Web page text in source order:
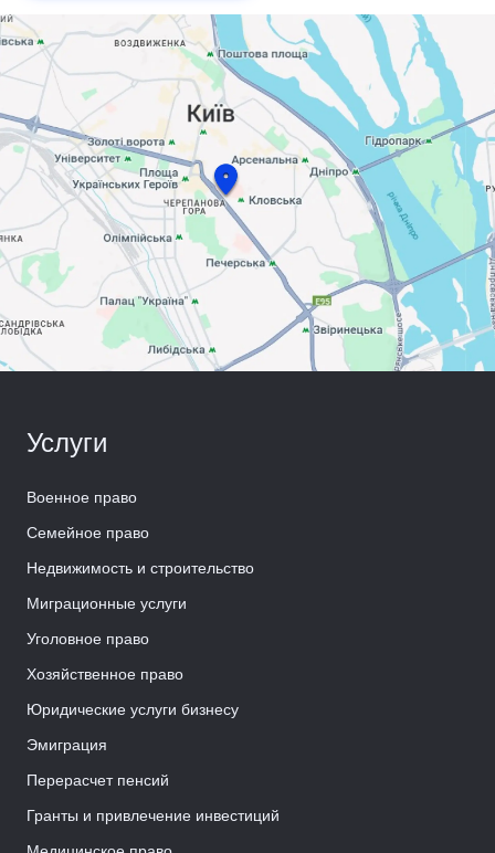
Услуги
Военное право
Семейное право
Недвижимость и строительство
Миграционные услуги
Уголовное право
Хозяйственное право
Юридические услуги бизнесу
Эмиграция
Перерасчет пенсий
Гранты и привлечение инвестиций